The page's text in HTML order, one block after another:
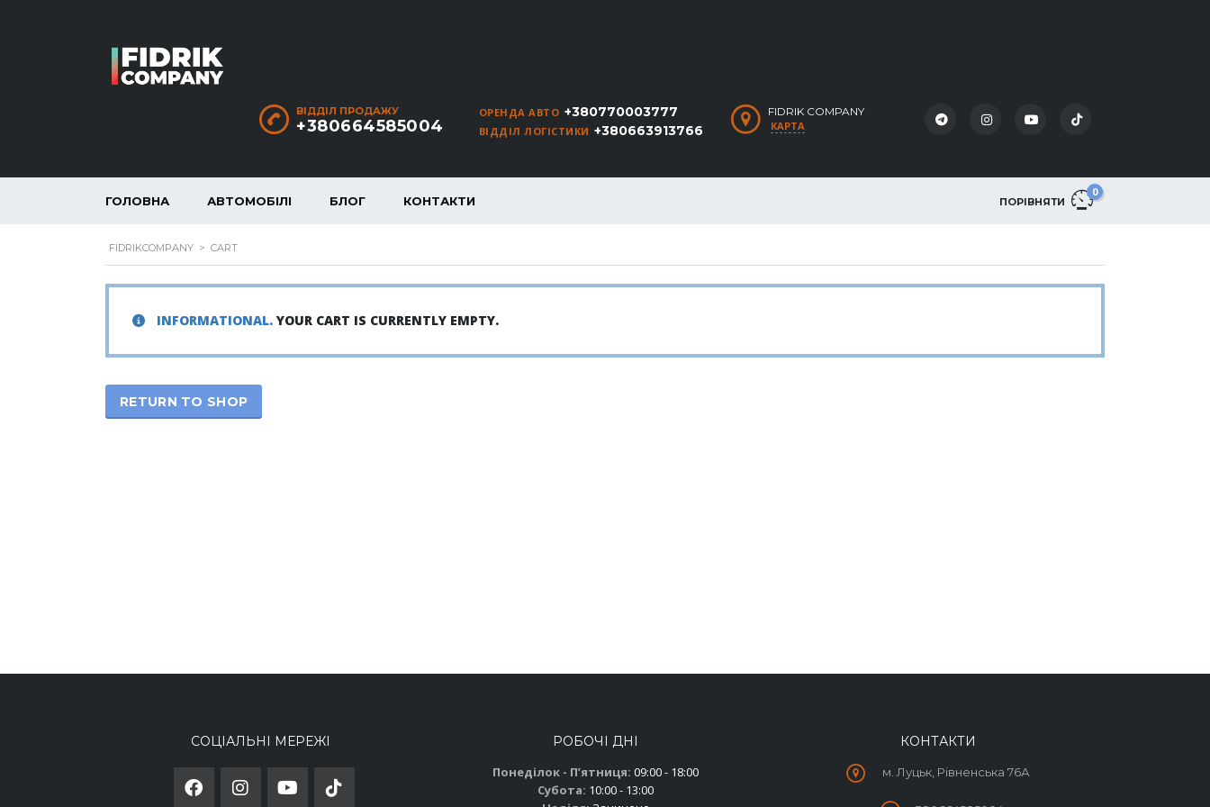
FIDRIK COMPANY
КАРТА
ОРЕНДА АВТО +380770003777
ВІДДІЛ ЛОГІСТИКИ +380663913766
ВІДДІЛ ПРОДАЖУ
+380664585004
ПОРІВНЯТИ
0
ГОЛОВНА АВТОМОБІЛІ БЛОГ КОНТАКТИ
FIDRIKCOMPANY > CART
INFORMATIONAL. YOUR CART IS CURRENTLY EMPTY.
RETURN TO SHOP
СОЦІАЛЬНІ МЕРЕЖІ
РОБОЧІ ДНІ
Понеділок - Пʼятниця: 09:00 - 18:00
Субота: 10:00 - 13:00
КОНТАКТИ
м. Луцьк, Рівненська 76А